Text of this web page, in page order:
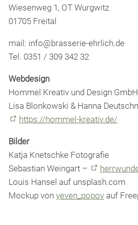
Events
Gästezimmer
Ehrliche Feinkost
Über uns
Jobs
Kontakt
Wiesenweg 1, OT Wurgwitz
01705 Freital
mail: info@brasserie-ehrlich.de
Tel. 0351 / 309 342 32
Webdesign
Hommel Kreativ und Design GmbH
Lisa Blonkowski & Hanna
https://hommel-kreativ.de/
Bilder
Katja Knetschke Fotografie
Sebastian Weingart –
Louis Hansel auf unsplash.com
Mockup von yeven_popov auf